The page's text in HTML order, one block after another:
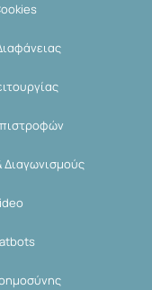
Διαγωνισμούς